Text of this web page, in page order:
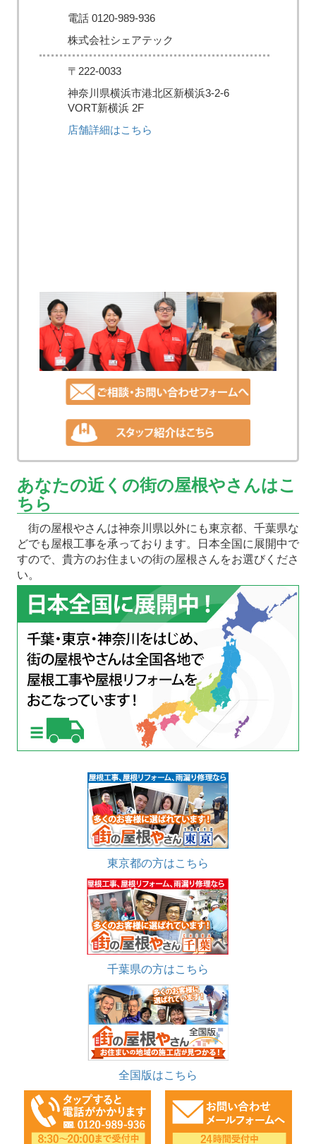
電話 0120-989-936
株式会社シェアテック
〒222-0033
神奈川県横浜市港北区新横浜3-2-6
VORT新横浜 2F
店舗詳細はこちら
あなたの近くの街の屋根やさんはこ
ちら
街の屋根やさんは神奈川県以外にも東京都、千葉県な
どでも屋根工事を承っております。日本全国に展開中で
すので、貴方のお住まいの街の屋根さんをお選びくださ
い。
東京都の方はこちら
千葉県の方はこちら
全国版はこちら